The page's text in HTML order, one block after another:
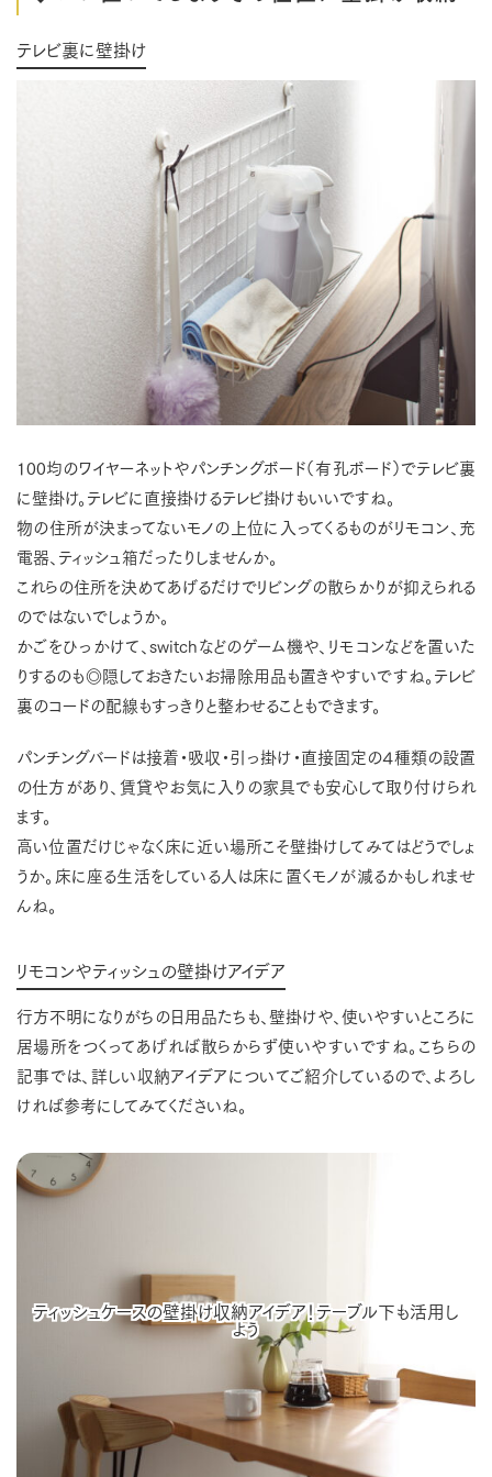
テレビ裏に壁掛け
100均のワイヤーネットやパンチングボード（有孔ボード）でテレビ裏
に壁掛け。テレビに直接掛けるテレビ掛けもいいですね。
物の住所が決まってないモノの上位に入ってくるものがリモコン、充
電器、ティッシュ箱だったりしませんか。
これらの住所を決めてあげるだけでリビングの散らかりが抑えられる
のではないでしょうか。
かごをひっかけて、switchなどのゲーム機や、リモコンなどを置いた
りするのも◎隠しておきたいお掃除用品も置きやすいですね。テレビ
裏のコードの配線もすっきりと整わせることもできます。
パンチングバードは接着・吸収・引っ掛け・直接固定の４種類の設置
の仕方があり、賃貸やお気に入りの家具でも安心して取り付けられ
ます。
高い位置だけじゃなく床に近い場所こそ壁掛けしてみてはどうでしょ
うか。床に座る生活をしている人は床に置くモノが減るかもしれませ
んね。
リモコンやティッシュの壁掛けアイデア
行方不明になりがちの日用品たちも、壁掛けや、使いやすいところに
居場所をつくってあげれば散らからず使いやすいですね。こちらの
記事では、詳しい収納アイデアについてご紹介しているので、よろし
ければ参考にしてみてくださいね。
ティッシュケースの壁掛け収納アイデア！テーブル下も活用し
よう